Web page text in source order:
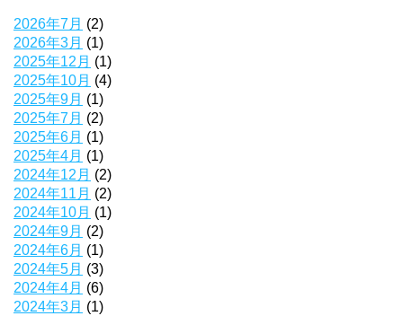
2026年7月 (2)
2026年3月 (1)
2025年12月 (1)
2025年10月 (4)
2025年9月 (1)
2025年7月 (2)
2025年6月 (1)
2025年4月 (1)
2024年12月 (2)
2024年11月 (2)
2024年10月 (1)
2024年9月 (2)
2024年6月 (1)
2024年5月 (3)
2024年4月 (6)
2024年3月 (1)